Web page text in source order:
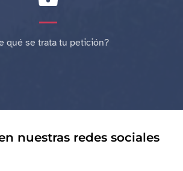
qué se trata tu petición?
nuestras redes sociales